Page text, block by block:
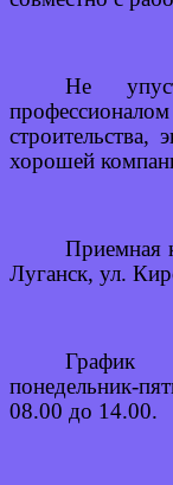
Не
хорошей
Приемная
Луганск, ул.
График
понедельник-
08.00 до 14.00.